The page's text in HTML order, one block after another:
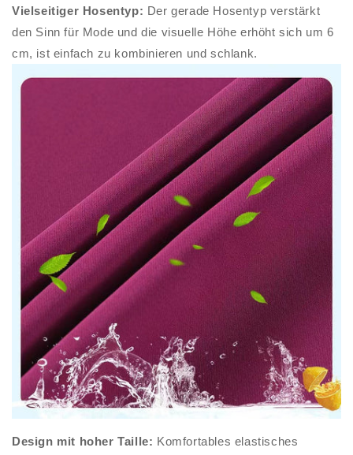
Vielseitiger Hosentyp: Der gerade Hosentyp verstärkt
den Sinn für Mode und die visuelle Höhe erhöht sich um 6
cm, ist einfach zu kombinieren und schlank.
Design mit hoher Taille: Komfortables elastisches